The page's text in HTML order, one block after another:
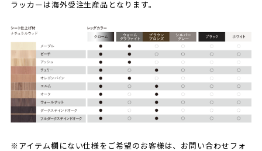
ラッカーは海外受注生産品となります。
※アイテム欄にない仕様をご希望のお客様は、お問い合わせフォ